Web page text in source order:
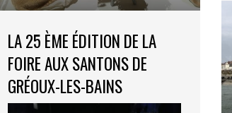
LA 25 ÈME ÉDITION DE LA
FOIRE AUX SANTONS DE
GRÉOUX-LES-BAINS